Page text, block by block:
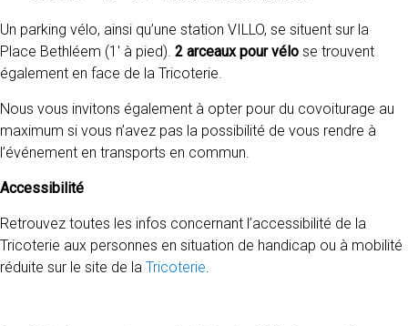
Un parking vélo, ainsi qu’une station VILLO, se situent sur la
Place Bethléem (1′ à pied). 2 arceaux pour vélo se trouvent
également en face de la Tricoterie.
Nous vous invitons également à opter pour du covoiturage au
maximum si vous n’avez pas la possibilité de vous rendre à
l’événement en transports en commun.
Accessibilité
Retrouvez toutes les infos concernant l’accessibilité de la
Tricoterie aux personnes en situation de handicap ou à mobilité
réduite sur le site de la Tricoterie.